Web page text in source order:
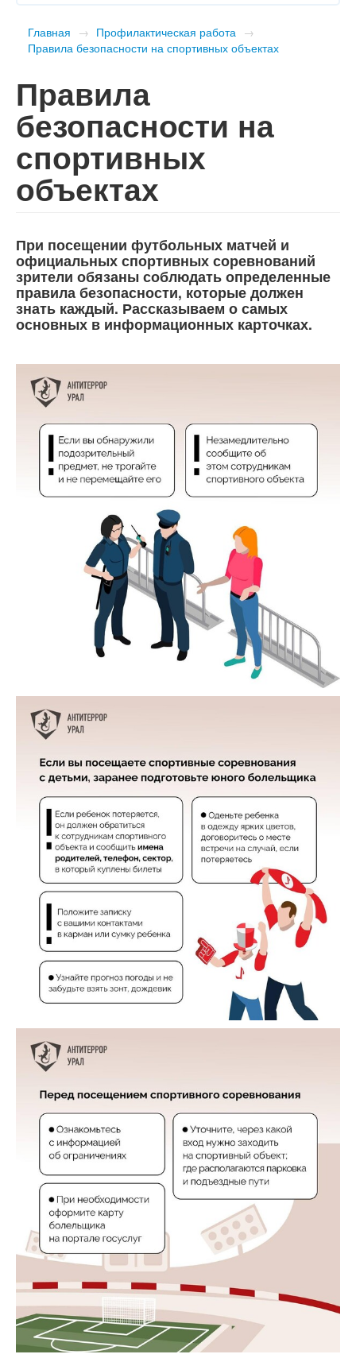
Главная → Профилактическая работа →
Правила безопасности на спортивных объектах
Правила
безопасности на
спортивных
объектах
При посещении футбольных матчей и
официальных спортивных соревнований
зрители обязаны соблюдать определенные
правила безопасности, которые должен
знать каждый. Рассказываем о самых
основных в информационных карточках.